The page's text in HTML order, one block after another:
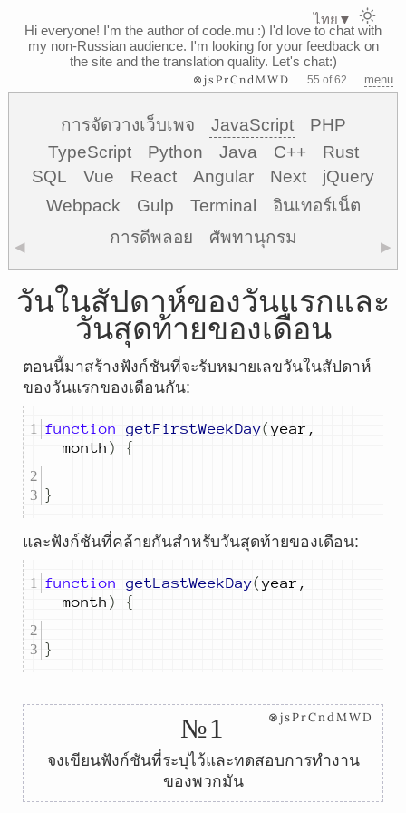
Hi everyone! I'm the author of code.mu :) I'd love to chat with
my non-Russian audience. I'm looking for your feedback on
the site and the translation quality. Let's chat:)
⊗jsPrCndMWD 55 of 62 menu
การจัดวางเว็บเพจ JavaScript
PHP
TypeScript
Python Java C++
Rust
SQL
Vue React Angular Next
jQuery
Webpack
Gulp Terminal
อินเทอร์เน็ต
การดีพลอย
ศัพทานุกรม
◀ ▶
วันในสัปดาห์ของวันแรกและ
วันสุดท้ายของเดือน
ตอนนี้มาสร้างฟังก์ชันที่จะรับหมายเลขวันในสัปดาห์
ของวันแรกของเดือนกัน:
function getFirstWeekDay( year ,
month ) {
}
และฟังก์ชันที่คล้ายกันสำหรับวันสุดท้ายของเดือน:
function getLastWeekDay( year ,
month ) {
}
№1 ⊗jsPrCndMWD
จงเขียนฟังก์ชันที่ระบุไว้และทดสอบการทำงาน
ของพวกมัน
ไทย ▼